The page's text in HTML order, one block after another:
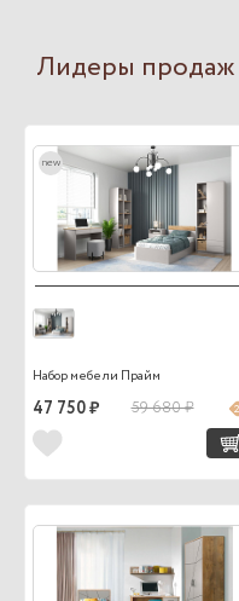
Лидеры продаж
new
Набор мебели Прайм
47 750 ₽ 59 680 ₽